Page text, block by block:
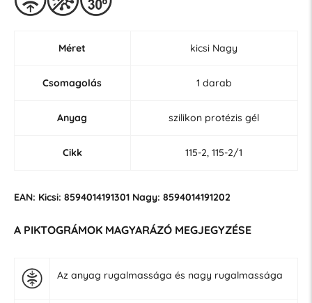
Méret kicsi Nagy
Csomagolás 1 darab
Anyag szilikon protézis gél
Cikk 115-2, 115-2/1
EAN: Kicsi: 8594014191301 Nagy: 8594014191202
A PIKTOGRÁMOK MAGYARÁZÓ MEGJEGYZÉSE
Az anyag rugalmassága és nagy rugalmassága